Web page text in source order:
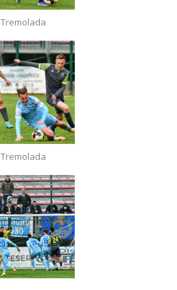
Tremolada
Tremolada